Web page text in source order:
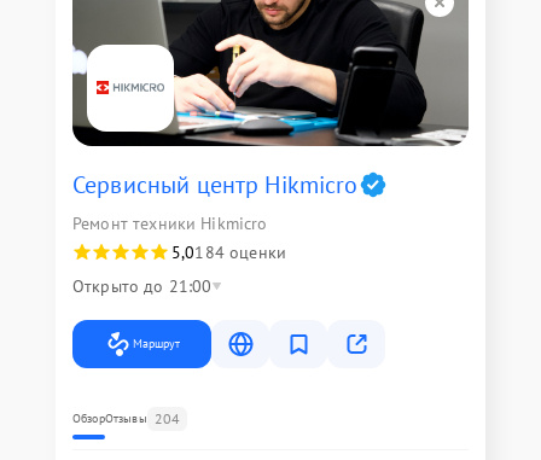
Сервисный центр Hikmicro
Ремонт техники Hikmicro
5,0184 оценки
Открыто до 21:00
Маршрут
ОбзорОтзывы 204